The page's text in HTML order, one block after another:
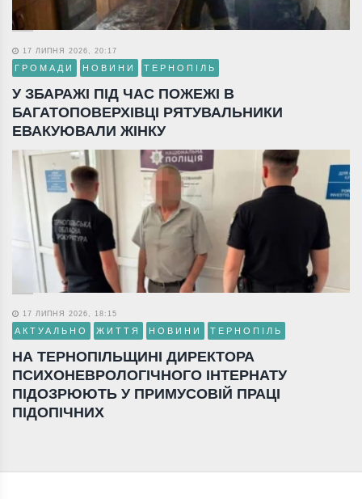
17 ЛИПНЯ 2026, 20:17
ГРОМАДИ НОВИНИ ТЕРНОПІЛЬ
У ЗБАРАЖІ ПІД ЧАС ПОЖЕЖІ В
БАГАТОПОВЕРХІВЦІ РЯТУВАЛЬНИКИ
ЕВАКУЮВАЛИ ЖІНКУ
17 ЛИПНЯ 2026, 18:15
АКТУАЛЬНО ЖИТТЯ НОВИНИ ТЕРНОПІЛЬ
НА ТЕРНОПІЛЬЩИНІ ДИРЕКТОРА
ПСИХОНЕВРОЛОГІЧНОГО ІНТЕРНАТУ
ПІДОЗРЮЮТЬ У ПРИМУСОВІЙ ПРАЦІ
ПІДОПІЧНИХ